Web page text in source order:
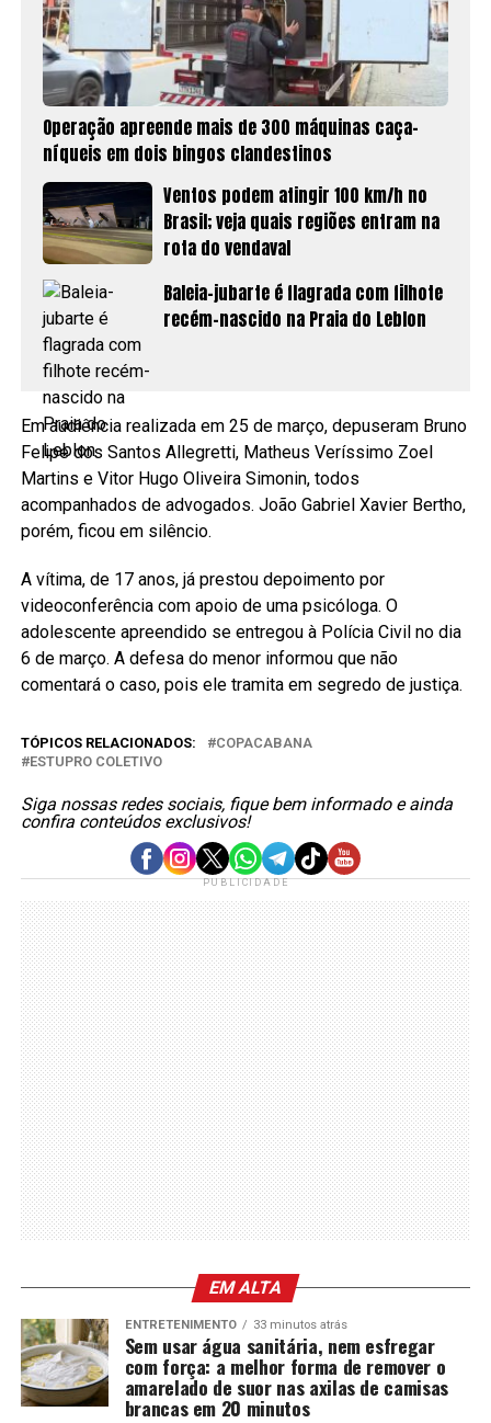
Operação apreende mais de 300 máquinas caça-
níqueis em dois bingos clandestinos
Ventos podem atingir 100 km/h no
Brasil; veja quais regiões entram na
rota do vendaval
Baleia-jubarte é flagrada com filhote
recém-nascido na Praia do Leblon
Em audiência realizada em 25 de março, depuseram Bruno
Felipe dos Santos Allegretti, Matheus Veríssimo Zoel
Martins e Vitor Hugo Oliveira Simonin, todos
acompanhados de advogados. João Gabriel Xavier Bertho,
porém, ficou em silêncio.
A vítima, de 17 anos, já prestou depoimento por
videoconferência com apoio de uma psicóloga. O
adolescente apreendido se entregou à Polícia Civil no dia
6 de março. A defesa do menor informou que não
comentará o caso, pois ele tramita em segredo de justiça.
TÓPICOS RELACIONADOS:
COPACABANA
ESTUPRO COLETIVO
Siga nossas redes sociais, fique bem informado e ainda
confira conteúdos exclusivos!
PUBLICIDADE
EM ALTA
ENTRETENIMENTO 33 minutos atrás
Sem usar água sanitária, nem esfregar
com força: a melhor forma de remover o
amarelado de suor nas axilas de camisas
brancas em 20 minutos